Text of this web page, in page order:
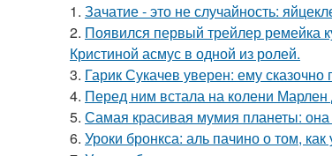
1. Зачатие - это не случайность:
2. Появился первый трейлер ремейка
Кристиной асмус в одной из ролей.
3. Гарик Сукачев уверен: ему
4. Перед ним встала на колени Марлен
5. Самая красивая мумия планеты:
6. Уроки бронкса: аль пачино о том,